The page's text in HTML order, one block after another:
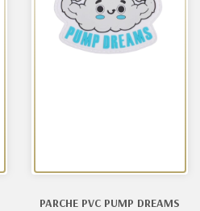
PARCHE PVC PUMP DREAMS